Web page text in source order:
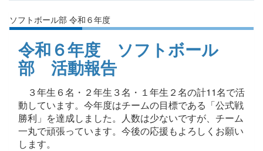
ソフトボール部 令和６年度
令和６年度 ソフトボール
部 活動報告
３年生６名・２年生３名・１年生２名の計11名で活
動しています。今年度はチームの目標である「公式戦
勝利」を達成しました。人数は少ないですが、チーム
一丸で頑張っています。今後の応援もよろしくお願い
します。